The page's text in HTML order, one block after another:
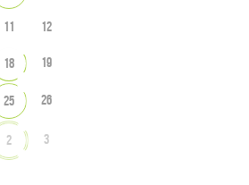
11 12
18 19
25 26
2 3